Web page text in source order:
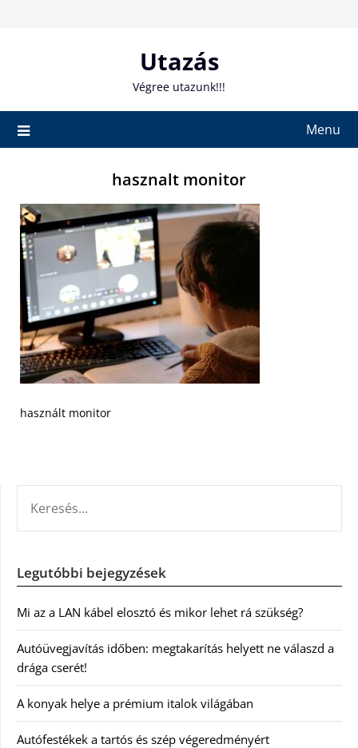
Utazás
Végree utazunk!!!
Menu
hasznalt monitor
használt monitor
Legutóbbi bejegyzések
Mi az a LAN kábel elosztó és mikor lehet rá szükség?
Autóüvegjavítás időben: megtakarítás helyett ne válaszd a
drága cserét!
A konyak helye a prémium italok világában
Autófestékek a tartós és szép végeredményért